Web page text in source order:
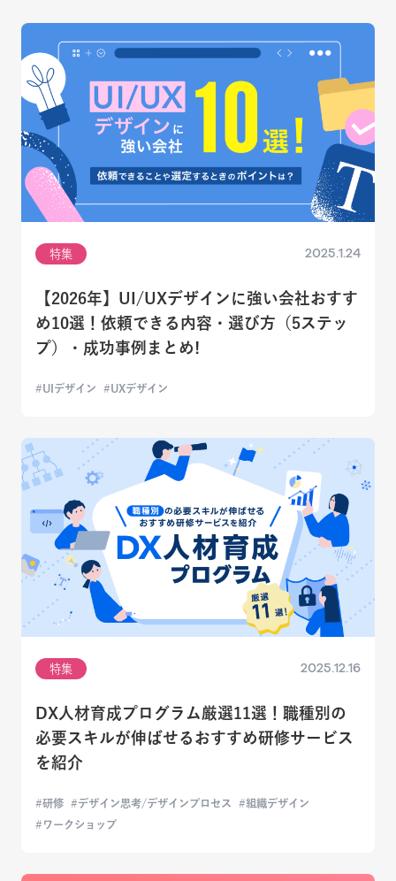
特集 2025.1.24
【2026年】UI/UXデザインに強い会社おすす
め10選！依頼できる内容・選び方（5ステッ
プ）・成功事例まとめ!
UIデザイン UXデザイン
特集 2025.12.16
DX人材育成プログラム厳選11選！職種別の
必要スキルが伸ばせるおすすめ研修サービス
を紹介
研修 デザイン思考/デザインプロセス
組織デザイン
ワークショップ